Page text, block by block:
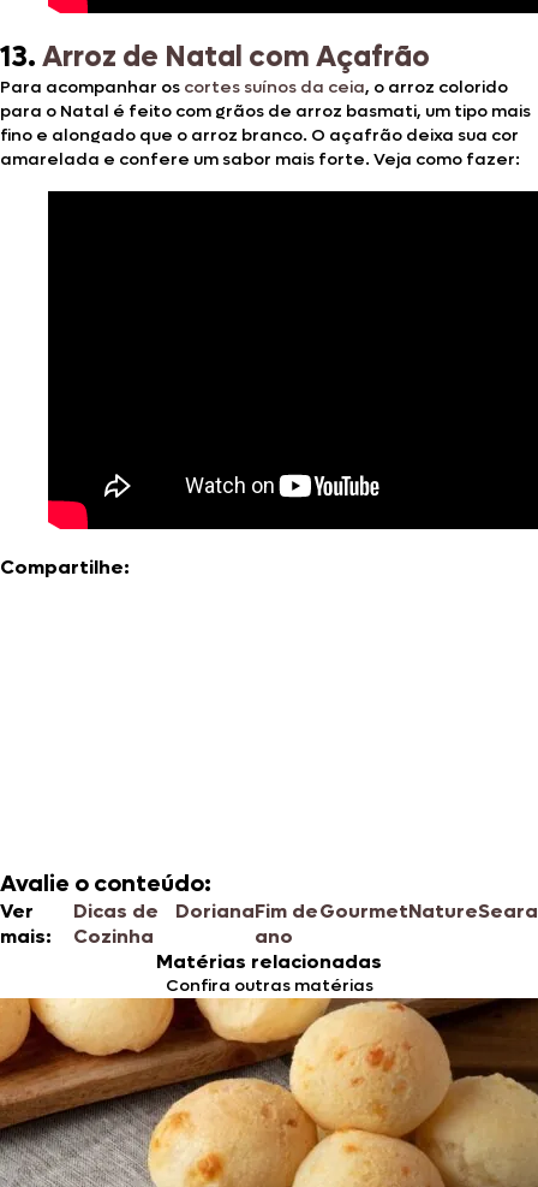
13.Arroz de Natal com Açafrão
Para acompanhar os cortes suínos da ceia, o arroz colorido
para o Natal é feito com grãos de arroz basmati, um tipo mais
fino e alongado que o arroz branco. O açafrão deixa sua cor
amarelada e confere um sabor mais forte. Veja como fazer:
Compartilhe:
Avalie o conteúdo:
Ver
mais:
Dicas de
Cozinha
DorianaFim de
ano
GourmetNatureSeara
Matérias relacionadas
Confira outras matérias